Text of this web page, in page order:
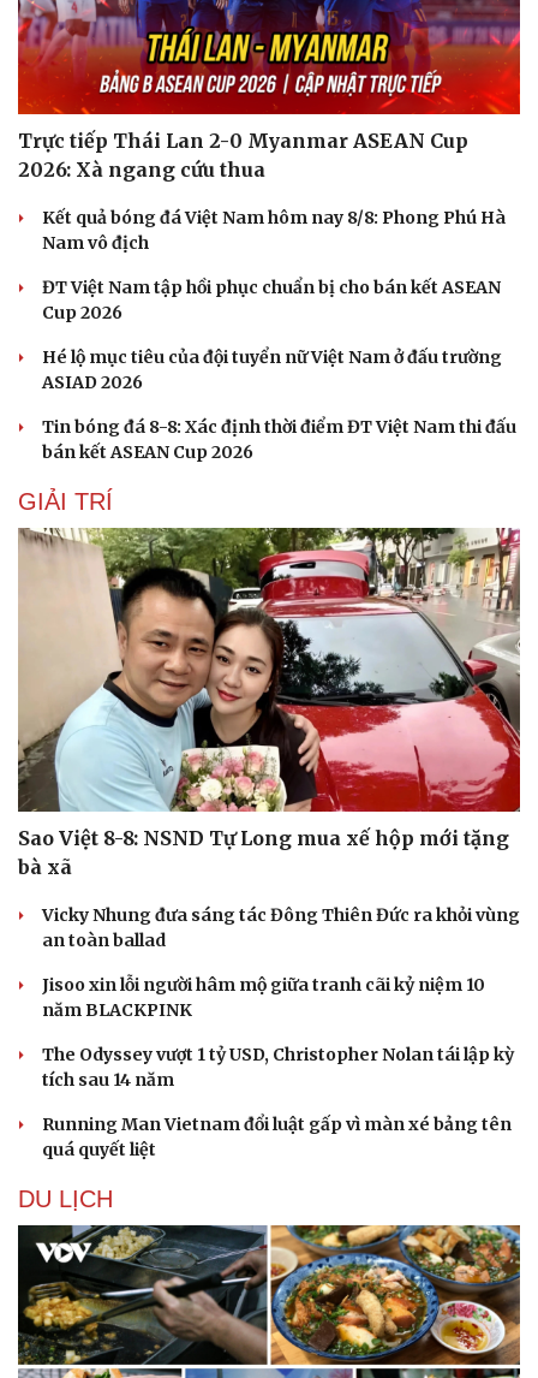
Dinh dưỡng - món ngon
Cây thuốc
Nhi khoa
Nam khoa
Làm đẹp - giảm cân
Phòng mạch online
Nhà đẹp
Trực tiếp Thái Lan 2-0 Myanmar ASEAN Cup
2026: Xà ngang cứu thua
Kết quả bóng đá Việt Nam hôm nay 8/8: Phong Phú Hà
Nam vô địch
ĐT Việt Nam tập hồi phục chuẩn bị cho bán kết ASEAN
Cup 2026
Hé lộ mục tiêu của đội tuyển nữ Việt Nam ở đấu trường
ASIAD 2026
Tin bóng đá 8-8: Xác định thời điểm ĐT Việt Nam thi đấu
bán kết ASEAN Cup 2026
GIẢI TRÍ
Sao Việt 8-8: NSND Tự Long mua xế hộp mới tặng
bà xã
Vicky Nhung đưa sáng tác Đông Thiên Đức ra khỏi vùng
an toàn ballad
Jisoo xin lỗi người hâm mộ giữa tranh cãi kỷ niệm 10
năm BLACKPINK
The Odyssey vượt 1 tỷ USD, Christopher Nolan tái lập kỳ
tích sau 14 năm
Running Man Vietnam đổi luật gấp vì màn xé bảng tên
quá quyết liệt
DU LỊCH